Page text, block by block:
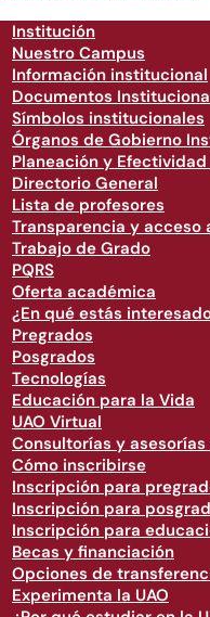
Institución
Nuestro Campus
Información institucional
Documentos
Símbolos institucionales
Órganos de Gobierno
Planeación y
Directorio General
Lista de profesores
Transparencia y
Trabajo de Grado
PQRS
Oferta académica
¿En qué estás
Pregrados
Posgrados
Tecnologías
Educación para la Vida
UAO Virtual
Consultorías y
Cómo inscribirse
Inscripción para
Inscripción para
Inscripción para
Becas y financiación
Opciones de
Experimenta la UAO